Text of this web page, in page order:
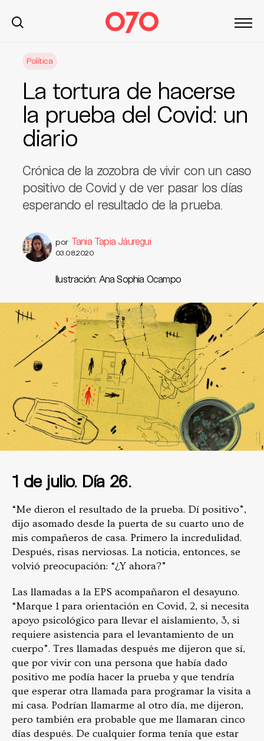
Política
La tortura de hacerse
la prueba del Covid: un
diario
Crónica de la zozobra de vivir con un caso
positivo de Covid y de ver pasar los días
esperando el resultado de la prueba.
por Tania Tapia Jáuregui
03.08.2020
Ilustración: Ana Sophia Ocampo
1 de julio. Día 26.
“Me dieron el resultado de la prueba. Dí positivo”,
dijo asomado desde la puerta de su cuarto uno de
mis compañeros de casa. Primero la incredulidad.
Después, risas nerviosas. La noticia, entonces, se
volvió preocupación: “¿Y ahora?”
Las llamadas a la EPS acompañaron el desayuno.
“Marque 1 para orientación en Covid, 2, si necesita
apoyo psicológico para llevar el aislamiento, 3, si
requiere asistencia para el levantamiento de un
cuerpo”. Tres llamadas después me dijeron que sí,
que por vivir con una persona que había dado
positivo me podía hacer la prueba y que tendría
que esperar otra llamada para programar la visita a
mi casa. Podrían llamarme al otro día, me dijeron,
pero también era probable que me llamaran cinco
días después. De cualquier forma tenía que estar